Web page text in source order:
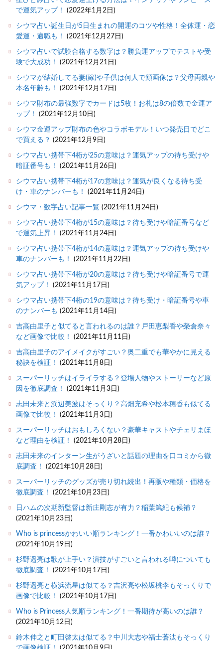
で運気アップ！
(2022年1月2日)
シウマ占い誕生日が5日生まれの開運のコツや性格！全体運・恋
愛運・適職も！
(2021年12月27日)
シウマ占いで試験合格する数字は？勝負運アップでテストや受
験で大成功！
(2021年12月21日)
シウマが結婚してる妻(嫁)や子供は何人で顔画像は？父母両親や
本名年齢も！
(2021年12月17日)
シウマ財布の最強数字でカードは5枚！お札は8の倍数で金運ア
ップ！
(2021年12月10日)
シウマ金運アップ財布の色やコラボモデル！いつ発売日でどこ
で買える？ (2021年12月9日)
シウマ占い携帯下4桁が25の意味は？運気アップの待ち受けや
暗証番号も！
(2021年11月26日)
シウマ占い携帯下4桁が17の意味は？運気が良くなる待ち受
け・車のナンバーも！
(2021年11月24日)
シウマ・数字占い記事一覧 (2021年11月24日)
シウマ占い携帯下4桁が15の意味は？待ち受けや暗証番号など
で運気上昇！
(2021年11月24日)
シウマ占い携帯下4桁が14の意味は？運気アップの待ち受けや
車のナンバーも！
(2021年11月22日)
シウマ占い携帯下4桁が20の意味は？待ち受けや暗証番号で運
気アップ！
(2021年11月17日)
シウマ占い携帯下4桁の19の意味は？待ち受け・暗証番号や車
のナンバーも (2021年11月14日)
吉高由里子と似てると言われるのは誰？戸田恵梨香や榮倉奈々
など画像で比較！
(2021年11月11日)
吉高由里子のアイメイクがすごい？奥二重でも華やかに見える
秘訣を検証！
(2021年11月8日)
スーパーリッチはイライラする？登場人物やストーリーなど原
因を徹底調査！
(2021年11月3日)
志田未来と浜辺美波はそっくり？高畑充希や松本穂香も似てる
画像で比較！
(2021年11月3日)
スーパーリッチはおもしろくない？豪華キャストやチェリまほ
など理由を検証！
(2021年10月28日)
志田未来のインターン生がうざいと話題の理由を口コミから徹
底調査！
(2021年10月28日)
スーパーリッチのグッズが売り切れ続出！再販や種類・価格を
徹底調査！
(2021年10月23日)
日ハムの次期新監督は新庄剛志が有力？稲葉篤紀も候補？
(2021年10月23日)
Who is princessかわいい順ランキング！一番かわいいのは誰？
(2021年10月19日)
杉野遥亮は歌が上手い？演技がすごいと言われる噂についても
徹底調査！
(2021年10月17日)
杉野遥亮と横浜流星は似てる？吉沢亮や松坂桃李もそっくりで
画像で比較！
(2021年10月17日)
Who is Princess人気順ランキング！一番期待が高いのは誰？
(2021年10月12日)
鈴木伸之と町田啓太は似てる？中川大志や福士蒼汰もそっくり